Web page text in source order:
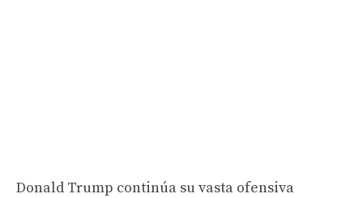
Donald Trump continúa su vasta ofensiva